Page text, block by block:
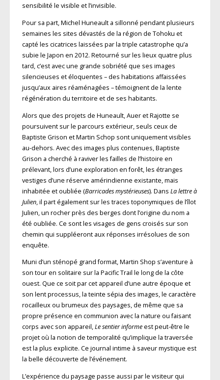
sensibilité le visible et l’invisible.
Pour sa part, Michel Huneault a sillonné pendant plusieurs
semaines les sites dévastés de la région de Tohoku et
capté les cicatrices laissées par la triple catastrophe qu’a
subie le Japon en 2012. Retourné sur les lieux quatre plus
tard, c’est avec une grande sobriété que ses images
silencieuses et éloquentes – des habitations affaissées
jusqu’aux aires réaménagées – témoignent de la lente
régénération du territoire et de ses habitants.
Alors que des projets de Huneault, Auer et Rajotte se
poursuivent sur le parcours extérieur, seuls ceux de
Baptiste Grison et Martin Schop sont uniquement visibles
au-dehors. Avec des images plus contenues, Baptiste
Grison a cherché à raviver les failles de l’histoire en
prélevant, lors d’une exploration en forêt, les étranges
vestiges d’une réserve amérindienne existante, mais
inhabitée et oubliée (Barricades mystérieuses). Dans La lettre à
Julien, il part également sur les traces toponymiques de l’îlot
Julien, un rocher près des berges dont l’origine du nom a
été oubliée. Ce sont les visages de gens croisés sur son
chemin qui suppléeront aux réponses irrésolues de son
enquête.
Muni d’un sténopé grand format, Martin Shop s’aventure à
son tour en solitaire sur la Pacific Trail le long de la côte
ouest. Que ce soit par cet appareil d’une autre époque et
son lent processus, la teinte sépia des images, le caractère
rocailleux ou brumeux des paysages, de même que sa
propre présence en communion avec la nature ou faisant
corps avec son appareil,Le sentier informeest peut-être le
projet où la notion de temporalité qu’implique la traversée
est la plus explicite. Ce journal intime à saveur mystique est
la belle découverte de l’événement.
L’expérience du paysage passe aussi par le visiteur qui